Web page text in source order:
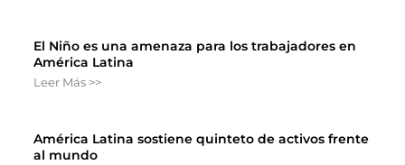
El Niño es una amenaza para los trabajadores en
América Latina
Leer Más >>
América Latina sostiene quinteto de activos frente
al mundo